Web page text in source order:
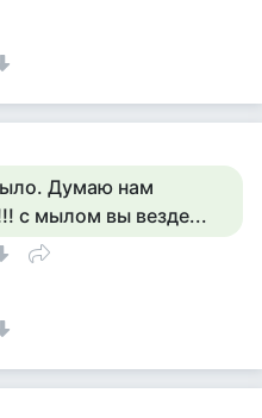
Думаю нам
с мылом вы везде...